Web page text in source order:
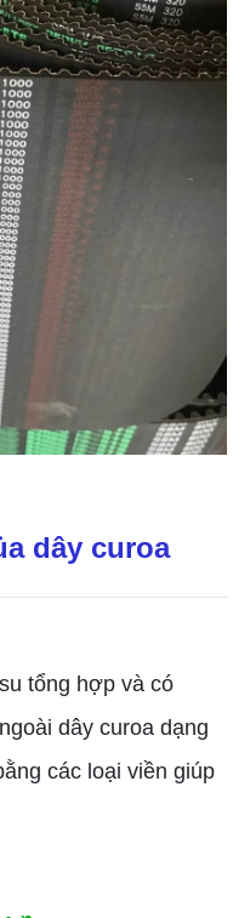
dây curoa
tổng hợp và có
dây curoa dạng
các loại viền giúp